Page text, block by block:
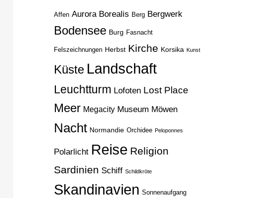
Affen Aurora Borealis Berg Bergwerk
Bodensee Burg Fasnacht
Felszeichnungen Herbst Kirche Korsika Kunst
Küste Landschaft
Leuchtturm Lofoten Lost Place
Meer Megacity Museum Möwen
Nacht Normandie Orchidee Peloponnes
Polarlicht Reise Religion
Sardinien Schiff Schildkröte
Skandinavien Sonnenaufgang